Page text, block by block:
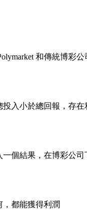
和傳統博彩
入小於總回報，存在
一個結果，在博彩公
，都能獲得利潤